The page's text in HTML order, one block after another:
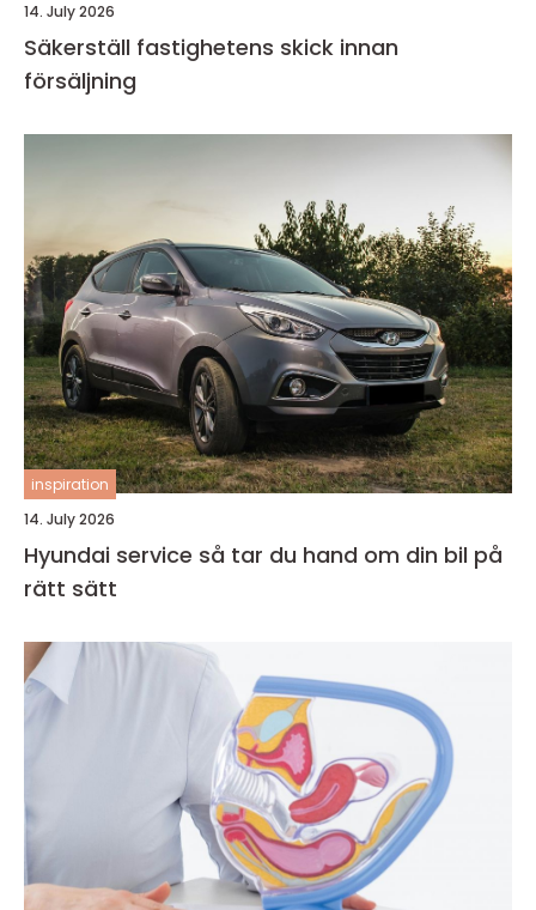
14. July 2026
Säkerställ fastighetens skick innan
försäljning
inspiration
14. July 2026
Hyundai service så tar du hand om din bil på
rätt sätt